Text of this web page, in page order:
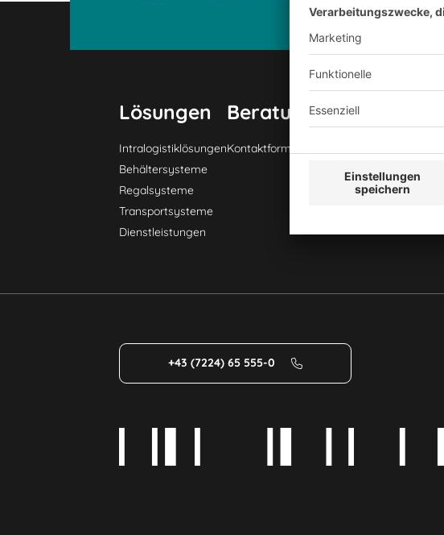
Lösungen
Intralogistiklösungen
Behältersysteme
Regalsysteme
Transportsysteme
Dienstleistungen
Beratung & Service
Kontaktformular
+43 (7224) 65 555-0